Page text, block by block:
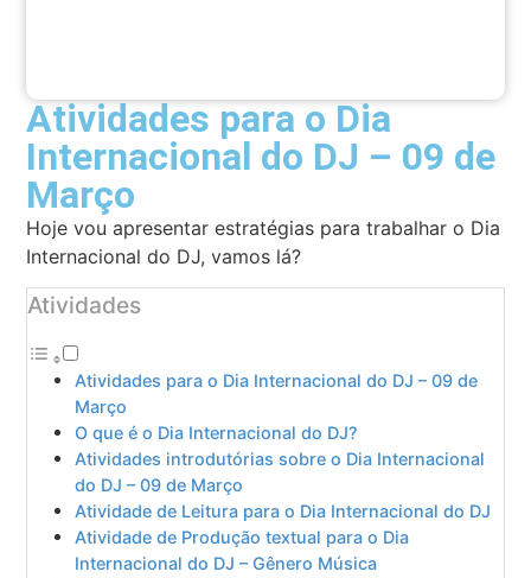
Atividades para o Dia
Internacional do DJ – 09 de
Março
Hoje vou apresentar estratégias para trabalhar o Dia
Internacional do DJ, vamos lá?
Atividades
Atividades para o Dia Internacional do DJ – 09 de
Março
O que é o Dia Internacional do DJ?
Atividades introdutórias sobre o Dia Internacional
do DJ – 09 de Março
Atividade de Leitura para o Dia Internacional do DJ
Atividade de Produção textual para o Dia
Internacional do DJ – Gênero Música